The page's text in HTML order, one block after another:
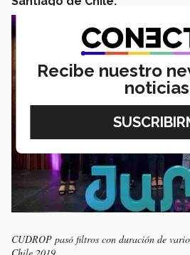
CUDROP pasó filtros con duración de
Recibe nuestro